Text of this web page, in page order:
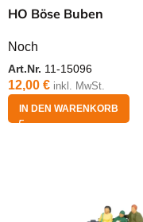
HO Böse Buben
Noch
Art.Nr. 11-15096
12,00 € inkl. MwSt.
IN DEN WARENKORB